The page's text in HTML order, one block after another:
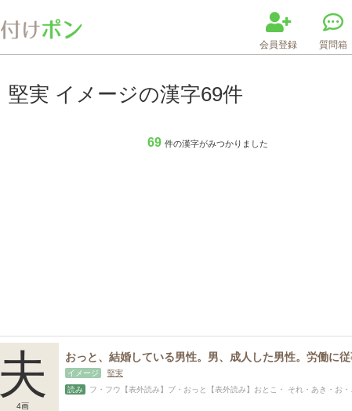
会員登録 質問箱
堅実 イメージの漢字69件
69 件の漢字がみつかりました
夫
4画
イメージ
堅実
読み
フ・フウ【表外読み】ブ・おっと【表外読み】おとこ・ それ・あき・お・すけ